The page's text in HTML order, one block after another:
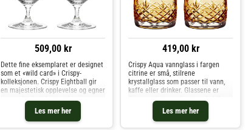
509,00 kr
Les mer her
Dette fine eksemplaret er designet
som et «wild card» i Crispy-
kolleksjonen. Crispy Eightball gir
en majestetisk opplevelse og egner
seg godt til alt hjertet begjærer.
Perfekt til den vakre desserten,
juicen eller yndlingsdrinken din.
419,00 kr
Les mer her
Crispy Aqua vannglass i fargen
citrine er små, stilrene
krystallglass som passer til vann,
kaffe eller drinker. Glassene er
diamantslipte og laget av holdbar
krystall fri for tilsatt bly, noe som
gir både et eksklusivt uttrykk og en
luksuriøs følelse